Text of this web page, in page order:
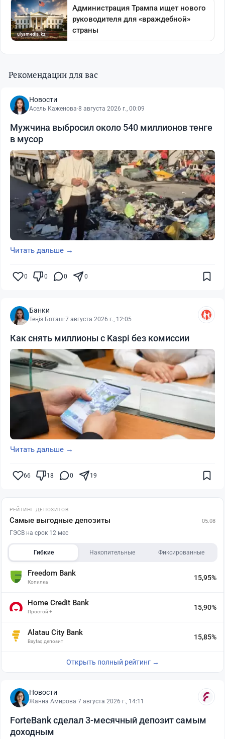
Рекомендации для вас
Новости
Асель Каженова·8 августа 2026 г., 00:09
Мужчина выбросил около 540 миллионов тенге
в мусор
Читать дальше →
0 0 0 0
Банки
Теңіз Боташ·7 августа 2026 г., 12:05
Как снять миллионы с Kaspi без комиссии
Читать дальше →
66 18 0 19
РЕЙТИНГ ДЕПОЗИТОВ
Самые выгодные депозиты 05.08
ГЭСВ на срок 12 мес
Гибкие Накопительные Фиксированные
Freedom Bank
Копилка
15,95%
Home Credit Bank
Простой +
15,90%
Alatau City Bank
Baytaq депозит
15,85%
Открыть полный рейтинг →
Новости
Жанна Амирова·7 августа 2026 г., 14:11
ForteBank сделал 3-месячный депозит самым
доходным